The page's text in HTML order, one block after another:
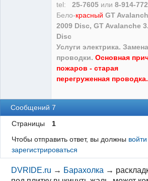
tel: 25-7605 или 8-914-
Бело-красный GT
2009 Disc, GT Avalanche
Disc
Услуги электрика. Замена
проводки. Основная
пожаров - старая
перегруженная проводка.
Сообщений 7
Страницы
1
Чтобы отправить ответ, вы должны войти
зарегистрироваться
DVRIDE.ru → Барахолка →